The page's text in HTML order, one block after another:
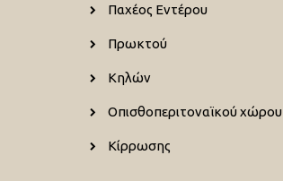
Παχέος Εντέρου
Πρωκτού
Κηλών
Οπισθοπεριτοναϊκού χώρου
Κίρρωσης